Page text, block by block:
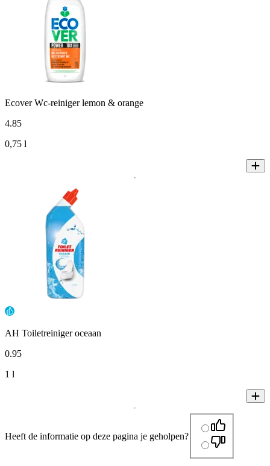
Ecover Wc-reiniger lemon & orange
4.85
0,75 l
AH Toiletreiniger oceaan
0.95
1 l
Heeft de informatie op deze pagina je geholpen?